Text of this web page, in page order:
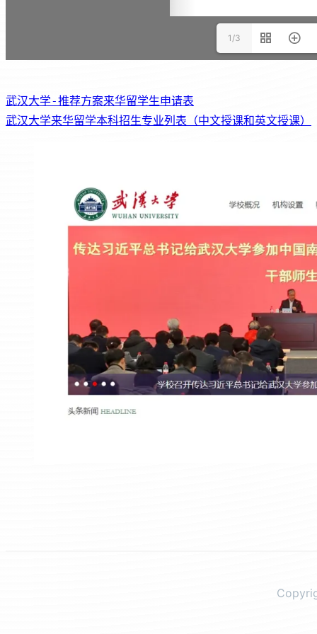
1/3
武汉大学-推荐方案来华留学生申请表
武汉大学来华留学本科招生专业列表（中文授课和英文授课）